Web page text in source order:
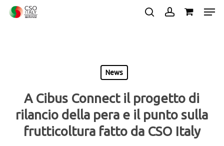
Skip
News
A Cibus Connect il progetto di
rilancio della pera e il punto sulla
frutticoltura fatto da CSO Italy